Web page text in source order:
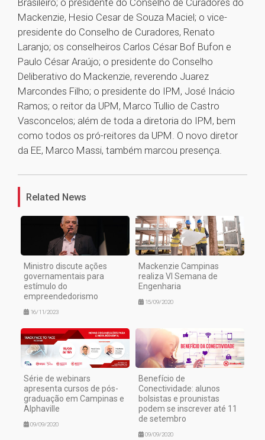
Brasileiro; o presidente do Conselho de Curadores do
Mackenzie, Hesio Cesar de Souza Maciel; o vice-
presidente do Conselho de Curadores, Renato
Laranjo; os conselheiros Carlos César Bof Bufon e
Paulo César Araújo; o presidente do Conselho
Deliberativo do Mackenzie, reverendo Juarez
Marcondes Filho; o presidente do IPM, José Inácio
Ramos; o reitor da UPM, Marco Tullio de Castro
Vasconcelos; além de toda a diretoria do IPM, bem
como todos os pró-reitores da UPM. O novo diretor
da EE, Marco Massi, também marcou presença.
1
Related News
Ministro discute ações
governamentais para
estímulo do
empreendedorismo
16/11/2023
Mackenzie Campinas
realiza VI Semana de
Engenharia
15/09/2020
Série de webinars
apresenta cursos de pós-
graduação em Campinas e
Alphaville
09/09/2020
Benefício de
Conectividade: alunos
bolsistas e prounistas
podem se inscrever até 11
de setembro
09/09/2020